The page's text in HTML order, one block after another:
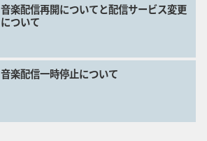
音楽配信再開についてと配信サービス変更
について
音楽配信一時停止について